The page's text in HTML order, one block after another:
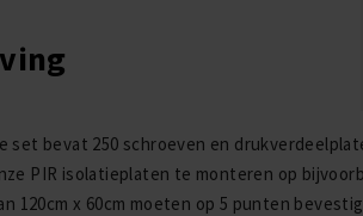
set bevat 250 schroeven en
PIR isolatieplaten te monteren op
120cm x 60cm moeten op 5 punten